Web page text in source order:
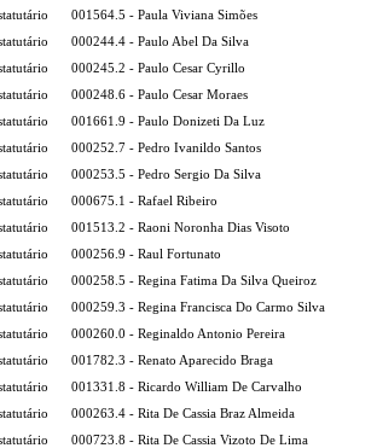
001564.5 - Paula Viviana Simões
000244.4 - Paulo Abel Da Silva
000245.2 - Paulo Cesar Cyrillo
000248.6 - Paulo Cesar Moraes
001661.9 - Paulo Donizeti Da Luz
000252.7 - Pedro Ivanildo Santos
000253.5 - Pedro Sergio Da Silva
000675.1 - Rafael Ribeiro
001513.2 - Raoni Noronha Dias Visoto
000256.9 - Raul Fortunato
000258.5 - Regina Fatima Da Silva Queiroz
000259.3 - Regina Francisca Do Carmo Silva
000260.0 - Reginaldo Antonio Pereira
001782.3 - Renato Aparecido Braga
001331.8 - Ricardo William De Carvalho
000263.4 - Rita De Cassia Braz Almeida
000723.8 - Rita De Cassia Vizoto De Lima